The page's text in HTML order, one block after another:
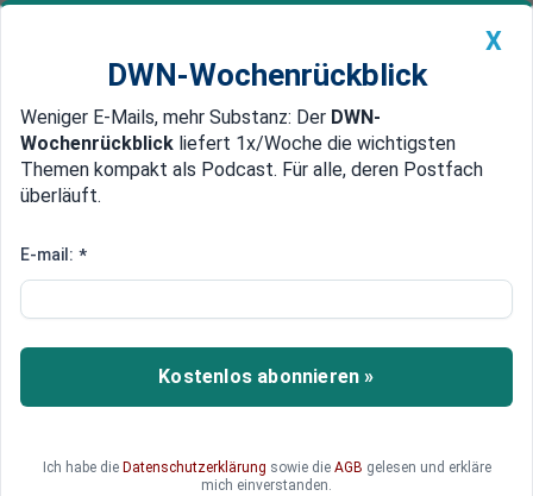
Newsticker MEIN DWN: Geldanlage Premium
Edelmetalle DWN-Magazin China
Startups suchen Geldgeber: Wer
Zukunft?
Deutschland hat kein Startup-Problem, sondern
ein Kapitalproblem. Während innovative Gründer
Geld für den entscheidenden Wachstumsschritt.
X
DWN-Wochenrückblick
Weniger E-Mails, mehr Substanz: Der DWN-
Wochenrückblick liefert 1x/Woche die wichtigsten
Themen kompakt als Podcast. Für alle, deren Postfach
überläuft.
E-mail: *
Kostenlos abonnieren »
Ich habe die Datenschutzerklärung sowie die AGB gelesen und erkläre
mich einverstanden.